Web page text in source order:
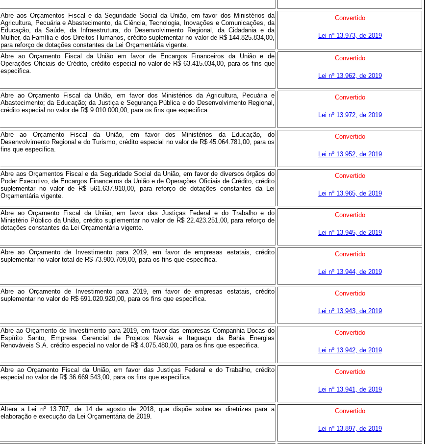
Abre aos Orçamentos Fiscal e da Seguridade Social da União, em favor dos Ministérios da
Agricultura, Pecuária e Abastecimento, da Ciência, Tecnologia, Inovações e Comunicações, da
Educação, da Saúde, da Infraestrutura, do Desenvolvimento Regional, da Cidadania e da
Mulher, da Família e dos Direitos Humanos, crédito suplementar no valor de R$ 144.825.834,00,
para reforço de dotações constantes da Lei Orçamentária vigente.
Convertido
Lei nº 13.973, de 2019
Abre ao Orçamento Fiscal da União em favor de Encargos Financeiros da União e de
Operações Oficiais de Crédito, crédito especial no valor de R$ 63.415.034,00, para os fins que
especifica.
Convertido
Lei nº 13.962, de 2019
Abre ao Orçamento Fiscal da União, em favor dos Ministérios da Agricultura, Pecuária e
Abastecimento; da Educação; da Justiça e Segurança Pública e do Desenvolvimento Regional,
crédito especial no valor de R$ 9.010.000,00, para os fins que especifica.
Convertido
Lei nº 13.972, de 2019
Abre ao Orçamento Fiscal da União, em favor dos Ministérios da Educação, do
Desenvolvimento Regional e do Turismo, crédito especial no valor de R$ 45.064.781,00, para os
fins que especifica.
Convertido
Lei nº 13.952, de 2019
Abre aos Orçamentos Fiscal e da Seguridade Social da União, em favor de diversos órgãos do
Poder Executivo, de Encargos Financeiros da União e de Operações Oficiais de Crédito, crédito
suplementar no valor de R$ 561.637.910,00, para reforço de dotações constantes da Lei
Orçamentária vigente.
Convertido
Lei nº 13.965, de 2019
Abre ao Orçamento Fiscal da União, em favor das Justiças Federal e do Trabalho e do
Ministério Público da União, crédito suplementar no valor de R$ 22.423.251,00, para reforço de
dotações constantes da Lei Orçamentária vigente.
Convertido
Lei nº 13.945, de 2019
Abre ao Orçamento de Investimento para 2019, em favor de empresas estatais, crédito
suplementar no valor total de R$ 73.900.709,00, para os fins que especifica.
Convertido
Lei nº 13.944, de 2019
Abre ao Orçamento de Investimento para 2019, em favor de empresas estatais, crédito
suplementar no valor de R$ 691.020.920,00, para os fins que especifica.
Convertido
Lei nº 13.943, de 2019
Abre ao Orçamento de Investimento para 2019, em favor das empresas Companhia Docas do
Espírito Santo, Empresa Gerencial de Projetos Navais e Itaguaçu da Bahia Energias
Renováveis S.A. crédito especial no valor de R$ 4.075.480,00, para os fins que especifica.
Convertido
Lei nº 13.942, de 2019
Abre ao Orçamento Fiscal da União, em favor das Justiças Federal e do Trabalho, crédito
especial no valor de R$ 36.669.543,00, para os fins que especifica.
Convertido
Lei nº 13.941, de 2019
Altera a Lei nº 13.707, de 14 de agosto de 2018, que dispõe sobre as diretrizes para a
elaboração e execução da Lei Orçamentária de 2019.
Convertido
Lei nº 13.897, de 2019